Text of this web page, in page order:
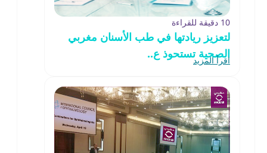
10 دقيقة للقراءة
لتعزيز ريادتها في طب الأسنان مغربي
الصحية تستحوذ ع..
اقرأ المزيد